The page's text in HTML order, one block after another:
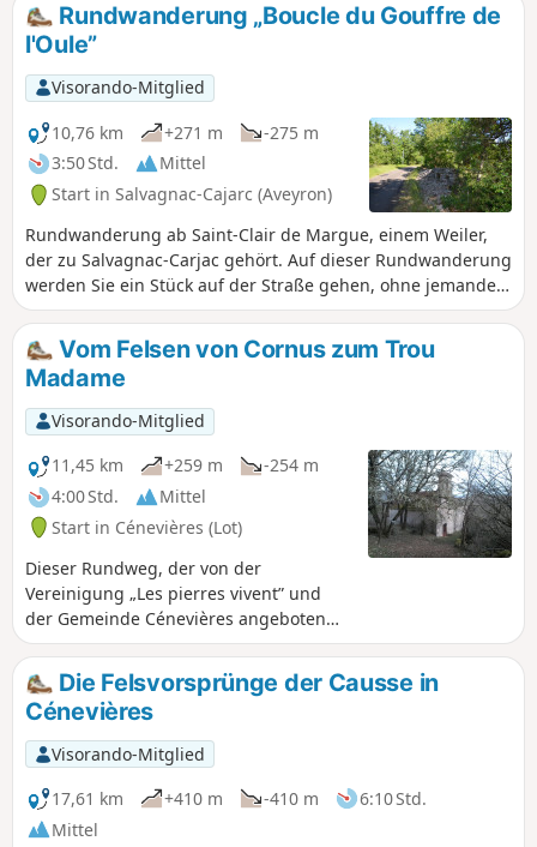
Rundwanderung „Boucle du Gouffre de
l'Oule”
Visorando-Mitglied
10,76 km
+271 m
-275 m
3:50 Std.
Mittel
Start in Salvagnac-Cajarc (Aveyron)
Rundwanderung ab Saint-Clair de Margue, einem Weiler,
der zu Salvagnac-Carjac gehört. Auf dieser Rundwanderung
werden Sie ein Stück auf der Straße gehen, ohne jemandem
zu begegnen. Sie werden Wege zwischen kleinen Mauern
nehmen, die die Parzellen begrenzen. Sie werden auf
beiden Seiten wunderschöne Landschaften sehen. Sie
werden sehr oft im Schatten sein, aber auf anderen
Abschnitten auch in der Sonne. Sie entdecken die Gouffre
de l'Oule.
Vom Felsen von Cornus zum Trou
Madame
Visorando-Mitglied
11,45 km
+259 m
-254 m
4:00 Std.
Mittel
Start in Cénevières (Lot)
Dieser Rundweg, der von der
Vereinigung „Les pierres vivent” und
der Gemeinde Cénevières angeboten
wird, führt vom Tal zur Hochebene, mal
über kleine Naturpfade, mal über
breitere Wege und nur selten über
Straßen. Entlang des Weges entdecken
Sie: Brunnen, Caselles, Taubenschlag,
Kapelle und Waschhäuser sowie die
Quelle Trou Madame und das Schloss,
das besichtigt werden kann.
Die Felsvorsprünge der Causse in
Cénevières
Visorando-Mitglied
17,61 km
+410 m -410 m
6:10 Std.
Mittel